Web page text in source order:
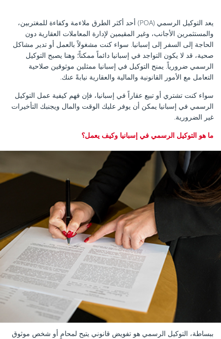
يعد التوكيل الرسمي (POA) أحد أكثر الطرق ملاءمة وكفاءة للمغتربين،
والمستثمرين الأجانب، وغير المقيمين لإدارة المعاملات العقارية دون
الحاجة إلى السفر إلى إسبانيا. سواء كنت مشغولاً بالعمل أو تدير مشاكل
صحية، قد لا يكون التواجد في إسبانيا دائماً ممكناً؛ وهنا يصبح التوكيل
الرسمي ضرورياً. يمنح التوكيل في إسبانيا ممثلين موثوقين صلاحية
التعامل مع الأمور القانونية والمالية والعقارية نيابةً عنك.
سواء كنت تشتري أو تبيع عقاراً في إسبانيا، فإن فهم كيفية عمل التوكيل
الرسمي في إسبانيا يمكن أن يوفر عليك الوقت والمال ويجنبك التأخيرات
غير الضرورية.
ما هو التوكيل الرسمي في إسبانيا وكيف يعمل؟
ببساطة، التوكيل الرسمي هو تفويض قانوني يتيح لمحامٍ أو شخص موثوق